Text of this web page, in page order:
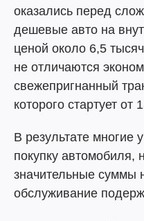
оказались перед
дешевые авто на
ценой около 6,5
не отличаются
свежепригнанный
которого стартует
В результате многие
покупку автомобиля,
значительные суммы
обслуживание